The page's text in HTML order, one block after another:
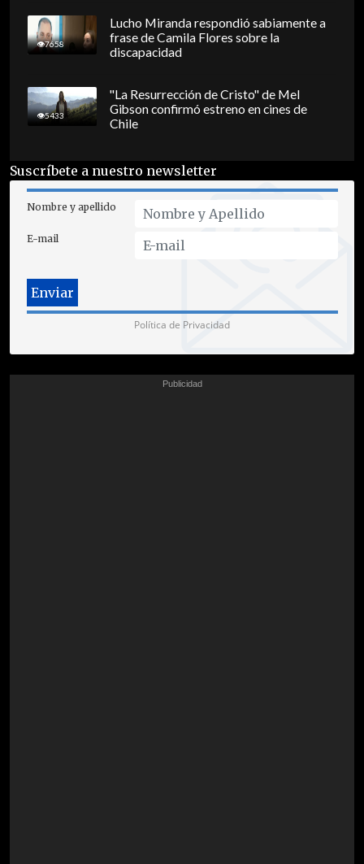
7658
Lucho Miranda respondió sabiamente a
frase de Camila Flores sobre la
discapacidad
5433
"La Resurrección de Cristo" de Mel
Gibson confirmó estreno en cines de
Chile
Suscríbete a nuestro newsletter
Nombre y apellido
E-mail
Política de Privacidad